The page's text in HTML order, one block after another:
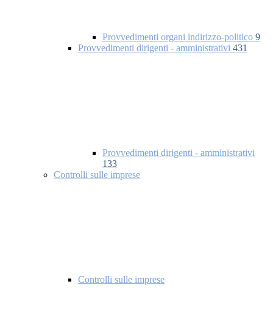
Provvedimenti organi indirizzo-politico 9
Provvedimenti dirigenti - amministrativi 431
Provvedimenti dirigenti - amministrativi
133
Controlli sulle imprese
Controlli sulle imprese